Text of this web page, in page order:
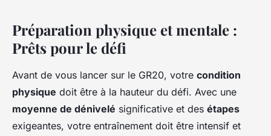
Préparation physique et mentale :
Prêts pour le défi
Avant de vous lancer sur le GR20, votre condition
physique doit être à la hauteur du défi. Avec une
moyenne de dénivelé significative et des étapes
exigeantes, votre entraînement doit être intensif et